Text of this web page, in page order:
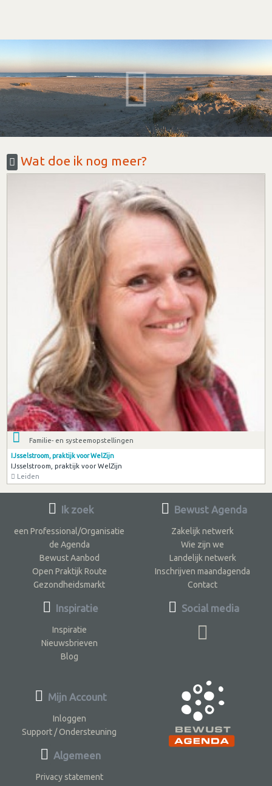
Wat doe ik nog meer?
Familie- en systeemopstellingen
IJsselstroom, praktijk voor WelZijn
IJsselstroom, praktijk voor WelZijn
Leiden
Ik zoek
een Professional/Organisatie
de Agenda
Bewust Aanbod
Open Praktijk Route
Gezondheidsmarkt
Inspiratie
Inspiratie
Nieuwsbrieven
Blog
Bewust Agenda
Zakelijk netwerk
Wie zijn we
Landelijk netwerk
Inschrijven maandagenda
Contact
Social media
Mijn Account
Inloggen
Support / Ondersteuning
Algemeen
Privacy statement